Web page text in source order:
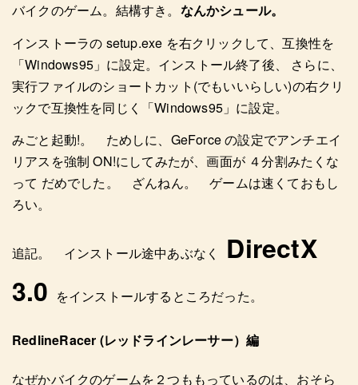
バイクのゲーム。結構すき。 なんかシュール。
インストーラの setup.exe を右クリックして、互換性を
「Windows95」に設定。インストール終了後、 さらに、
実行ファイルのショートカット(でもいいらしい)の右クリ
ックで互換性を同じく「Windows95」に設定。
みごと起動!。 ためしに、GeForce の設定でアンチエイ
リアスを強制 ON!にしてみたが、画面が ４分割みたくな
って だめでした。 ざんねん。 ゲームは速くておもし
ろい。
追記。 インストール途中あぶなく
DirectX
3.0 をインストールするところだった。
RedlineRacer (レッドラインレーサー）編
なぜかバイクのゲームを２つももっているのは、おそら